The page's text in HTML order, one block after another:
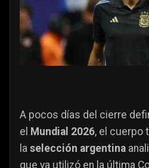
A pocos días del cierre
el Mundial 2026, el cuerpo
la selección argentina
que ya utilizó en la última